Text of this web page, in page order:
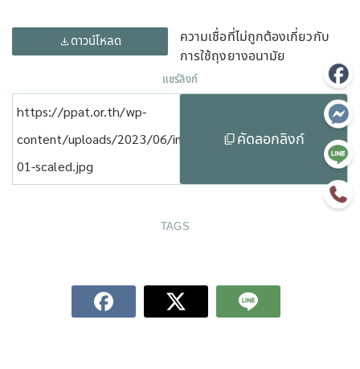
ดาวน์โหลด
ความเชื่อที่ไม่ถูกต้องเกี่ยวกับ
การใช้ถุงยางอนามัย
แชร์ลิงก์
https://ppat.or.th/wp-
content/uploads/2023/06/info-
01-scaled.jpg
คัดลอกลิงก์
TAGS